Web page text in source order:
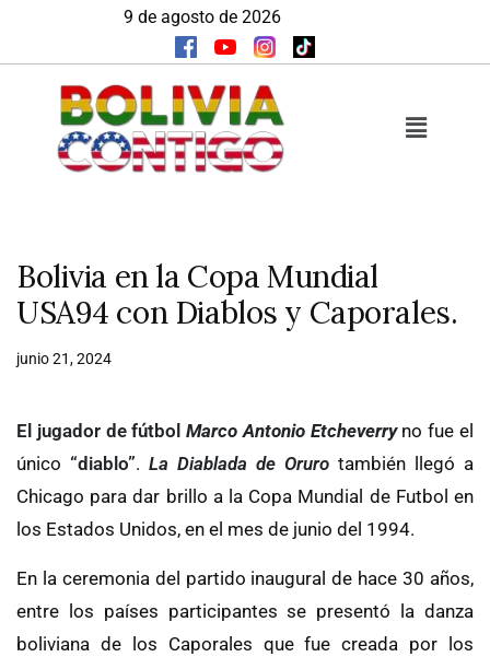
9 de agosto de 2026
Bolivia en la Copa Mundial
USA94 con Diablos y Caporales.
junio 21, 2024
El jugador de fútbolMarco Antonio Etcheverry no fue el
único “diablo”. La Diablada de Oruro también llegó a
Chicago para dar brillo a la Copa Mundial de Futbol en
los Estados Unidos, en el mes de junio del 1994.
En la ceremonia del partido inaugural de hace 30 años,
entre los países participantes se presentó la danza
boliviana de los Caporales que fue creada por los